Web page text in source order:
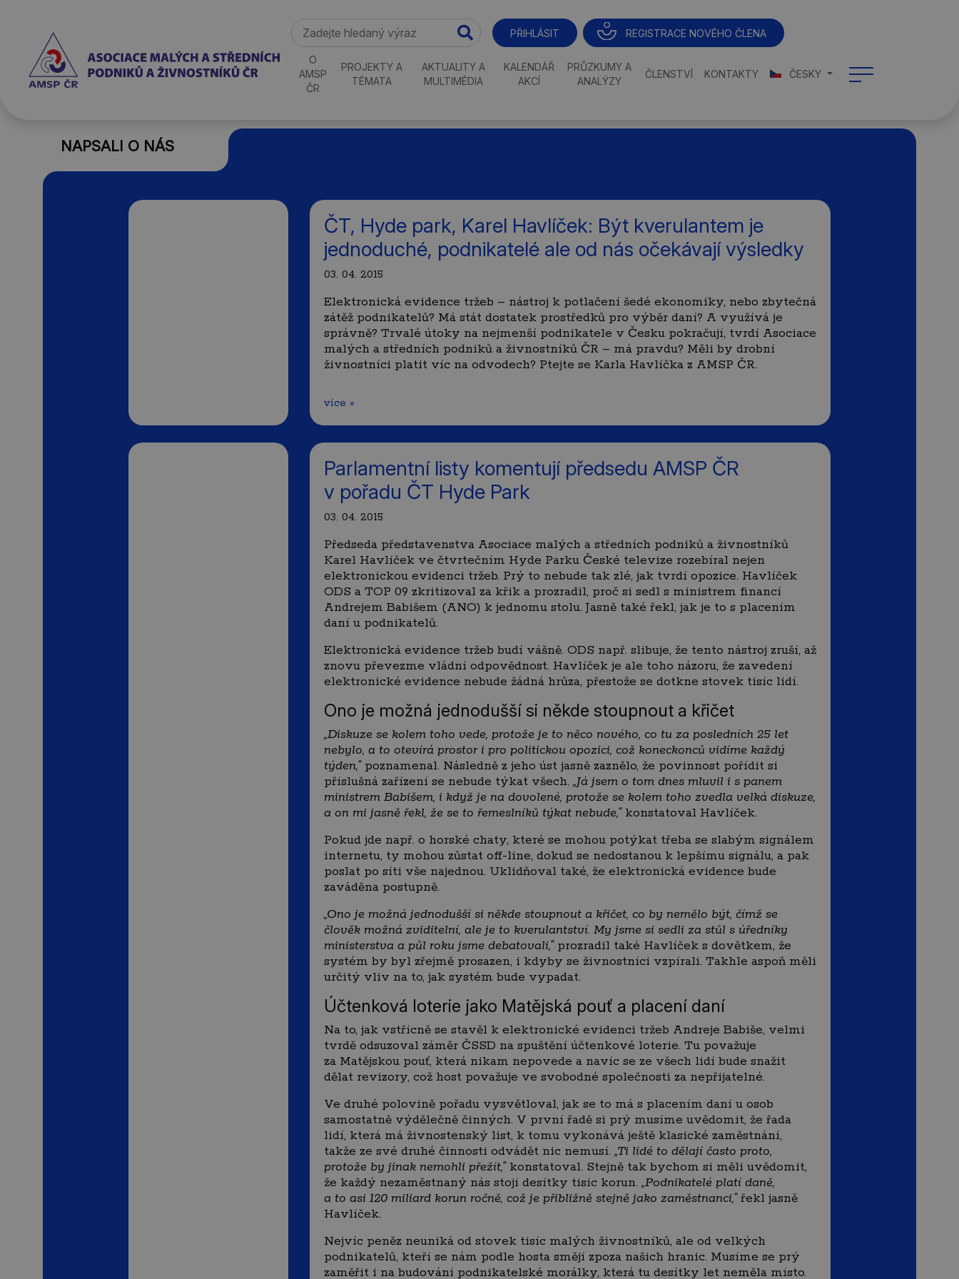
PŘIHLÁSIT REGISTRACE NOVÉHO ČLENA
O
AMSP
ČR
PROJEKTY A
TÉMATA
AKTUALITY A
MULTIMÉDIA
KALENDÁŘ
AKCÍ
PRŮZKUMY A
ANALÝZY
ČLENSTVÍ KONTAKTY ČESKY
NAPSALI O NÁS
ČT, Hyde park, Karel Havlíček: Být kverulantem je
jednoduché, podnikatelé ale od nás očekávají výsledky
03. 04. 2015
Elektronická evidence tržeb – nástroj k potlačení šedé ekonomiky, nebo zbytečná
zátěž podnikatelů? Má stát dostatek prostředků pro výběr daní? A využívá je
správně? Trvalé útoky na nejmenší podnikatele v Česku pokračují, tvrdí Asociace
malých a středních podniků a živnostníků ČR – má pravdu? Měli by drobní
živnostníci platit víc na odvodech? Ptejte se Karla Havlíčka z AMSP ČR.
více »
Parlamentní listy komentují předsedu AMSP ČR
v pořadu ČT Hyde Park
03. 04. 2015
Předseda představenstva Asociace malých a středních podniků a živnostníků
Karel Havlíček ve čtvrtečním Hyde Parku České televize rozebíral nejen
elektronickou evidenci tržeb. Prý to nebude tak zlé, jak tvrdí opozice. Havlíček
ODS a TOP 09 zkritizoval za křik a prozradil, proč si sedl s ministrem financí
Andrejem Babišem (ANO) k jednomu stolu. Jasně také řekl, jak je to s placením
daní u podnikatelů.
Elektronická evidence tržeb budí vášně. ODS např. slibuje, že tento nástroj zruší, až
znovu převezme vládní odpovědnost. Havlíček je ale toho názoru, že zavedení
elektronické evidence nebude žádná hrůza, přestože se dotkne stovek tisíc lidí.
Ono je možná jednodušší si někde stoupnout a křičet
„Diskuze se kolem toho vede, protože je to něco nového, co tu za posledních 25 let
nebylo, a to otevírá prostor i pro politickou opozici, což koneckonců vidíme každý
týden,“poznamenal. Následně z jeho úst jasně zaznělo, že povinnost pořídit si
příslušná zařízení se nebude týkat všech. „Já jsem o tom dnes mluvil i s panem
ministrem Babišem, i když je na dovolené, protože se kolem toho zvedla velká diskuze,
a on mi jasně řekl, že se to řemeslníků týkat nebude,“konstatoval Havlíček.
Pokud jde např. o horské chaty, které se mohou potýkat třeba se slabým signálem
internetu, ty mohou zůstat off-line, dokud se nedostanou k lepšímu signálu, a pak
poslat po síti vše najednou. Uklidňoval také, že elektronická evidence bude
zaváděna postupně.
„Ono je možná jednodušší si někde stoupnout a křičet, co by nemělo být, čímž se
člověk možná zviditelní, ale je to kverulantství. My jsme si sedli za stůl s úředníky
ministerstva a půl roku jsme debatovali,“prozradil také Havlíček s dovětkem, že
systém by byl zřejmě prosazen, i kdyby se živnostníci vzpírali. Takhle aspoň měli
určitý vliv na to, jak systém bude vypadat.
Účtenková loterie jako Matějská pouť a placení daní
Na to, jak vstřícně se stavěl k elektronické evidenci tržeb Andreje Babiše, velmi
tvrdě odsuzoval záměr ČSSD na spuštění účtenkové loterie. Tu považuje
za Matějskou pouť, která nikam nepovede a navíc se ze všech lidí bude snažit
dělat revizory, což host považuje ve svobodné společnosti za nepřijatelné.
Ve druhé polovině pořadu vysvětloval, jak se to má s placením daní u osob
samostatně výdělečně činných. V první řadě si prý musíme uvědomit, že řada
lidí, která má živnostenský list, k tomu vykonává ještě klasické zaměstnání,
takže ze své druhé činnosti odvádět nic nemusí. „Ti lidé to dělají často proto,
protože by jinak nemohli přežít,“konstatoval. Stejně tak bychom si měli uvědomit,
že každý nezaměstnaný nás stojí desítky tisíc korun. „Podnikatelé platí daně,
a to asi 120 miliard korun ročně, což je přibližně stejně jako zaměstnanci,“řekl jasně
Havlíček.
Nejvíc peněz neuniká od stovek tisíc malých živnostníků, ale od velkých
podnikatelů, kteří se nám podle hosta smějí zpoza našich hranic. Musíme se prý
zaměřit i na budování podnikatelské morálky, která tu desítky let neměla místo.